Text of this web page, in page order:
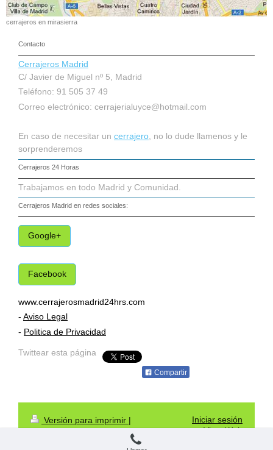
cerrajeros en mirasierra
Contacto
Cerrajeros Madrid
C/ Javier de Miguel nº 5, Madrid
Teléfono: 91 505 37 49
Correo electrónico: cerrajerialuyce@hotmail.com
En caso de necesitar un cerrajero, no lo dude llamenos y le
sorprenderemos
Cerrajeros 24 Horas
Trabajamos en todo Madrid y Comunidad.
Cerrajeros Madrid en redes sociales:
Google+
Facebook
www.cerrajerosmadrid24hrs.com
- Aviso Legal
- Politica de Privacidad
Twittear esta página
Compartir
Versión para imprimir
Iniciar sesión
Vista Web